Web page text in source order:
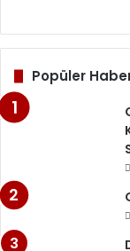
Popüler